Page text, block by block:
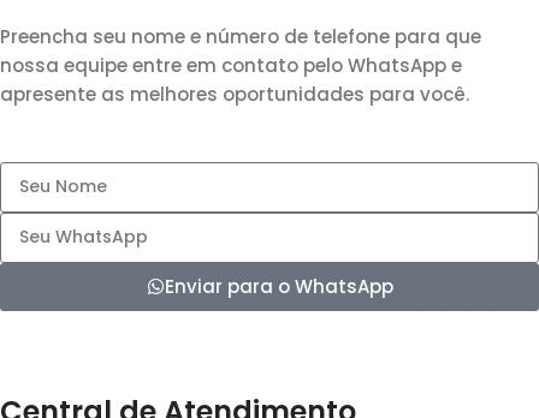
Preencha seu nome e número de telefone para que
nossa equipe entre em contato pelo WhatsApp e
apresente as melhores oportunidades para você.
Enviar para o WhatsApp